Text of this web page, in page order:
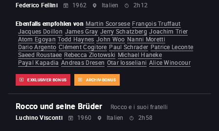
Federico Fellini
1962 Italien 2h12
EXKLUSIVER BONUS ARCHIV-BONUS
Ebenfalls empfohlen von Martin Scorsese François Truffaut
Jacques Doillon James Gray Jerry Schatzberg Joachim Trier
Atom Egoyan Todd Haynes John Woo Nanni Moretti
Dario Argento Clément Cogitore Paul Schrader Patrice Leconte
Saeed Roustaee Rebecca Zlotowski Michael Haneke
Payal Kapadia Andreas Dresen Otar Iosseliani Alice Winocour
Rocco und seine Brüder
Rocco e i suoi fratelli
Luchino Visconti
1960 Italien 2h58